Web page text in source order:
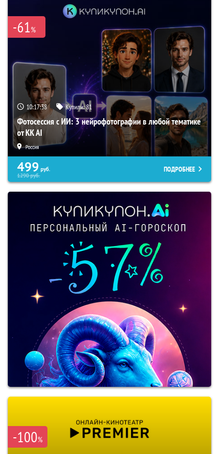
-61%
10:17:37 Купили:81
Фотосессия с ИИ: 3 нейрофотографии в любой тематике
от KK AI
Россия
499 руб.
1290руб.
ПОДРОБНЕЕ
-100%